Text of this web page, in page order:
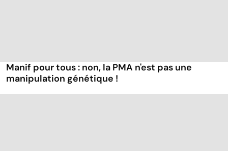
Manif pour tous : non, la PMA n'est pas une
manipulation génétique !